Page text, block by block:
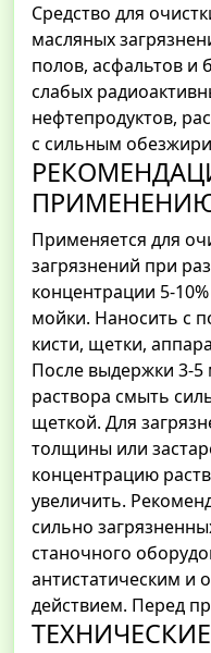
Средство для
масляных
полов, асфальтов и
слабых
нефтепродуктов,
с сильным
Применяется для
загрязнений при
концентрации 5-
мойки. Наносить с
кисти, щетки,
После выдержки 3-5
раствора смыть
щеткой. Для
толщины или
концентрацию
увеличить.
сильно
станочного
антистатическим
действием. Перед